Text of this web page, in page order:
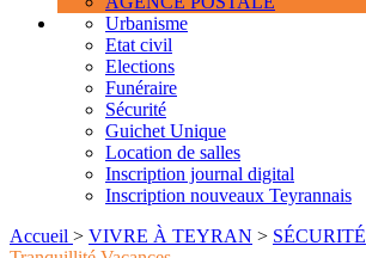
Urbanisme
Etat civil
Elections
Funéraire
Sécurité
Guichet Unique
Location de salles
Inscription journal digital
Inscription nouveaux Teyrannais
Accueil > VIVRE À TEYRAN > SÉCURITÉ